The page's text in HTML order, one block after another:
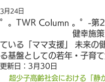
゜。TWR Column 。
健幸施策とし
ている「ママ支援」 未来の
る基盤としての若年・子育
3月24日
更新日： 3月30日
超少子高齢社会における「静